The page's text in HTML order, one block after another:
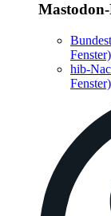
Fenster)
hib-
Fenster)